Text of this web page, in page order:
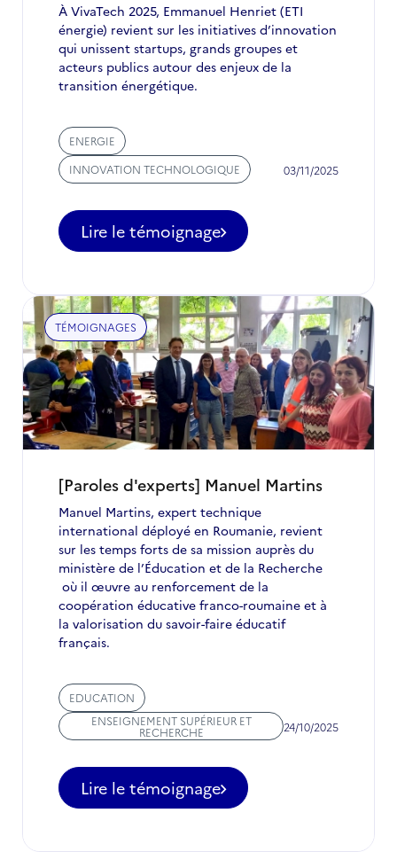
À VivaTech 2025, Emmanuel Henriet (ETI
énergie) revient sur les initiatives d’innovation
qui unissent startups, grands groupes et
acteurs publics autour des enjeux de la
transition énergétique.
ENERGIE
INNOVATION TECHNOLOGIQUE
03/11/2025
Lire le témoignage
[Paroles d'experts] Manuel Martins
Manuel Martins, expert technique
international déployé en Roumanie, revient
sur les temps forts de sa mission auprès du
ministère de l’Éducation et de la Recherche
où il œuvre au renforcement de la
coopération éducative franco-roumaine et à
la valorisation du savoir-faire éducatif
français.
EDUCATION
ENSEIGNEMENT SUPÉRIEUR ET
RECHERCHE 24/10/2025
Lire le témoignage
TÉMOIGNAGES